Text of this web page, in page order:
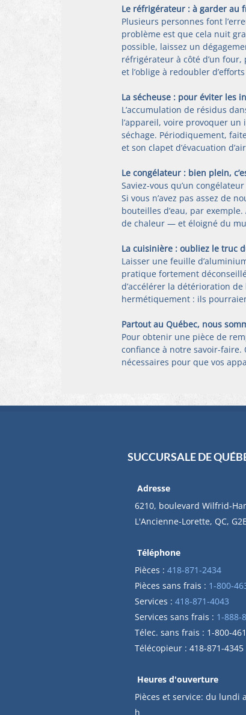
Le réfrigérateur : à garder au
Plusieurs personnes font
problème est que cela nuit
possible, laissez un
réfrigérateur à côté d’un
et l’oblige à redoubler
La sécheuse : pour éviter les
L’accumulation de résidus
l’appareil, voire provoquer
séchage. Périodiquement,
et son clapet d’évacuation
Le congélateur : bien plein,
Saviez-vous qu’un
Si vous n’avez pas assez de
bouteilles d’eau, par
de chaleur — et éloigné du
La cuisinière : oubliez le truc
Laisser une feuille
pratique fortement
d’accélérer la détérioration
hermétiquement : ils
Partout au Québec, nous
Pour obtenir une pièce de
confiance à notre savoir-faire.
nécessaires pour que vos
SUCCURSALE DE
Adresse
6210, boulevard Wilfrid-
L'Ancienne-Lorette, QC,
Téléphone
Pièces : 418-871-2434
Pièces sans frais : 1-800-
Services : 418-871-4043
Services sans frais : 1-888-
Télec. sans frais : 1-800-
Télécopieur : 418-871-4345
Heures d'ouverture
Pièces et service: du lundi
h